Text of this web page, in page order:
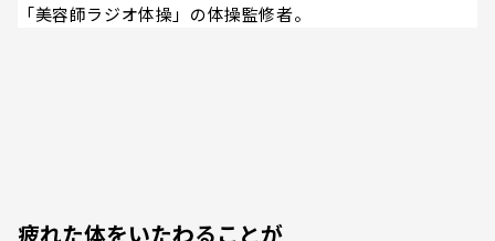
「美容師ラジオ体操」の体操監修者。
疲れた体をいたわることが